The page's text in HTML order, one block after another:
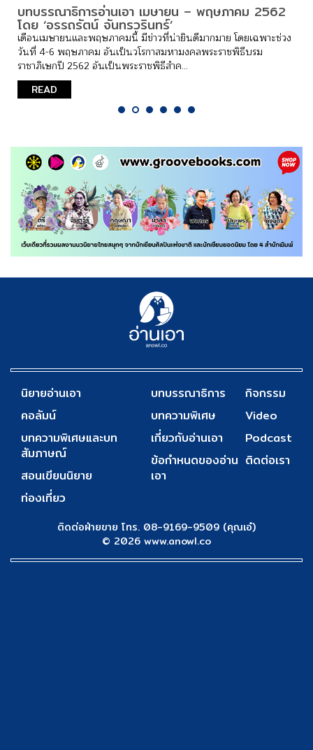
บทบรรณาธิการอ่านเอา เมษายน – พฤษภาคม 2562
โดย ‘อรรถรัตน์ จันทรวรินทร์’
เดือนเมษายนและพฤษภาคมนี้ มีข่าวที่น่ายินดีมากมาย โดยเฉพาะช่วง
วันที่ 4-6 พฤษภาคม อันเป็นวโรกาสมหามงคลพระราชพิธีบรม
ราชาภิเษกปี 2562 อันเป็นพระราชพิธีสำค...
READ
นิยายอ่านเอา
คอลัมน์
บทความพิเศษและบท
สัมภาษณ์
สอนเขียนนิยาย
ท่องเที่ยว
บทบรรณาธิการ
บทความพิเศษ
เกี่ยวกับอ่านเอา
ข้อกำหนดของอ่าน
เอา
กิจกรรม
Video
Podcast
ติดต่อเรา
ติดต่อฝ่ายขาย โทร. 08-9169-9509 (คุณเอ๋)
© 2026 www.anowl.co